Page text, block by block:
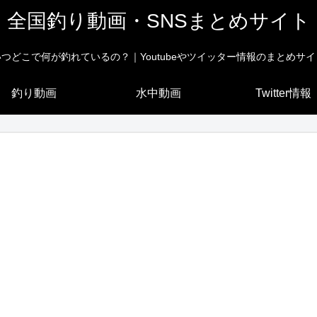
全国釣り動画・SNSまとめサイト
どこで何が釣れているの？｜Youtubeやツイッター情報のまとめサイ
釣り動画 水中動画 Twitter情報